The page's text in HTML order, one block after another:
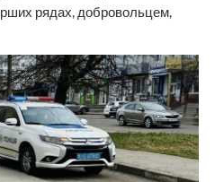
рядах, добровольцем,